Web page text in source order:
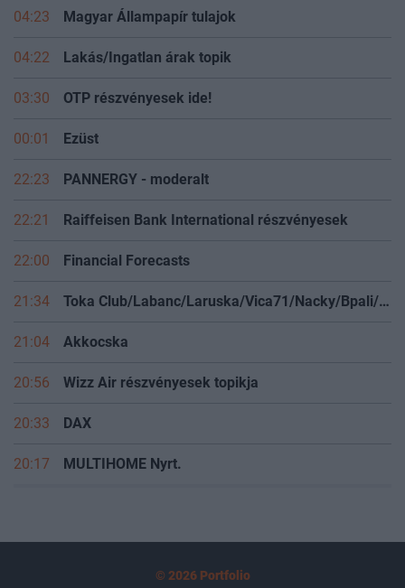
04:23 Magyar Állampapír tulajok
04:22 Lakás/Ingatlan árak topik
03:30 OTP részvényesek ide!
00:01 Ezüst
22:23 PANNERGY - moderalt
22:21 Raiffeisen Bank International részvényesek
22:00 Financial Forecasts
21:34 Toka Club/Labanc/Laruska/Vica71/Nacky/Bpali/Oldrider/Josefernando/Mcbull/Kawaszabi
21:04 Akkocska
20:56 Wizz Air részvényesek topikja
20:33 DAX
20:17 MULTIHOME Nyrt.
© 2026 Portfolio